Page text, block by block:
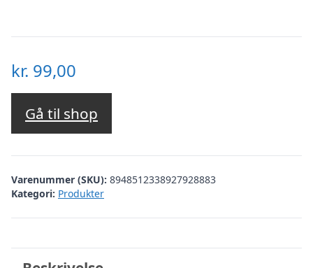
kr. 99,00
Gå til shop
Varenummer (SKU): 8948512338927928883
Kategori: Produkter